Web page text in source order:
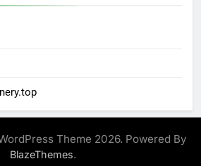
Theme 2026. Powered By
BlazeThemes.